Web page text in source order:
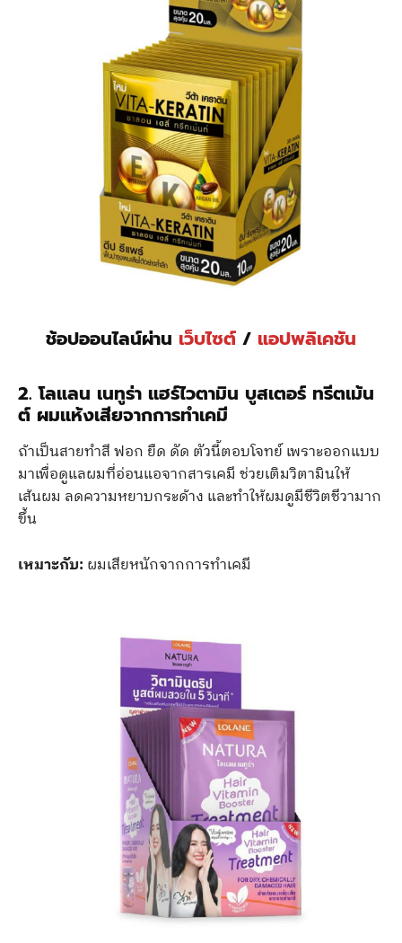
ช้อปออนไลน์ผ่าน เว็บไซต์ / แอปพลิเคชัน
2.โลแลน เนทูร่า แฮร์ไวตามิน บูสเตอร์ ทรีตเม้น
ต์ ผมแห้งเสียจากการทำเคมี
ถ้าเป็นสายทำสี ฟอก ยืด ดัด ตัวนี้ตอบโจทย์ เพราะออกแบบ
มาเพื่อดูแลผมที่อ่อนแอจากสารเคมี ช่วยเติมวิตามินให้
เส้นผม ลดความหยาบกระด้าง และทำให้ผมดูมีชีวิตชีวามาก
ขึ้น
เหมาะกับ: ผมเสียหนักจากการทำเคมี